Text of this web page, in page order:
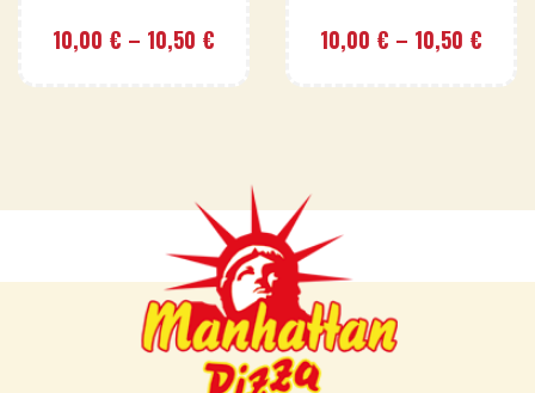
10,00 € – 10,50 €
10,00 € – 10,50 €